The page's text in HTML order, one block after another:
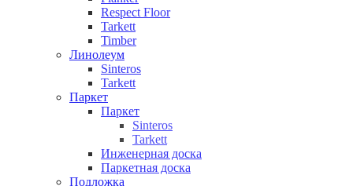
Respect Floor
Tarkett
Timber
Линолеум
Sinteros
Tarkett
Паркет
Паркет
Sinteros
Tarkett
Инженерная доска
Паркетная доска
Подложка